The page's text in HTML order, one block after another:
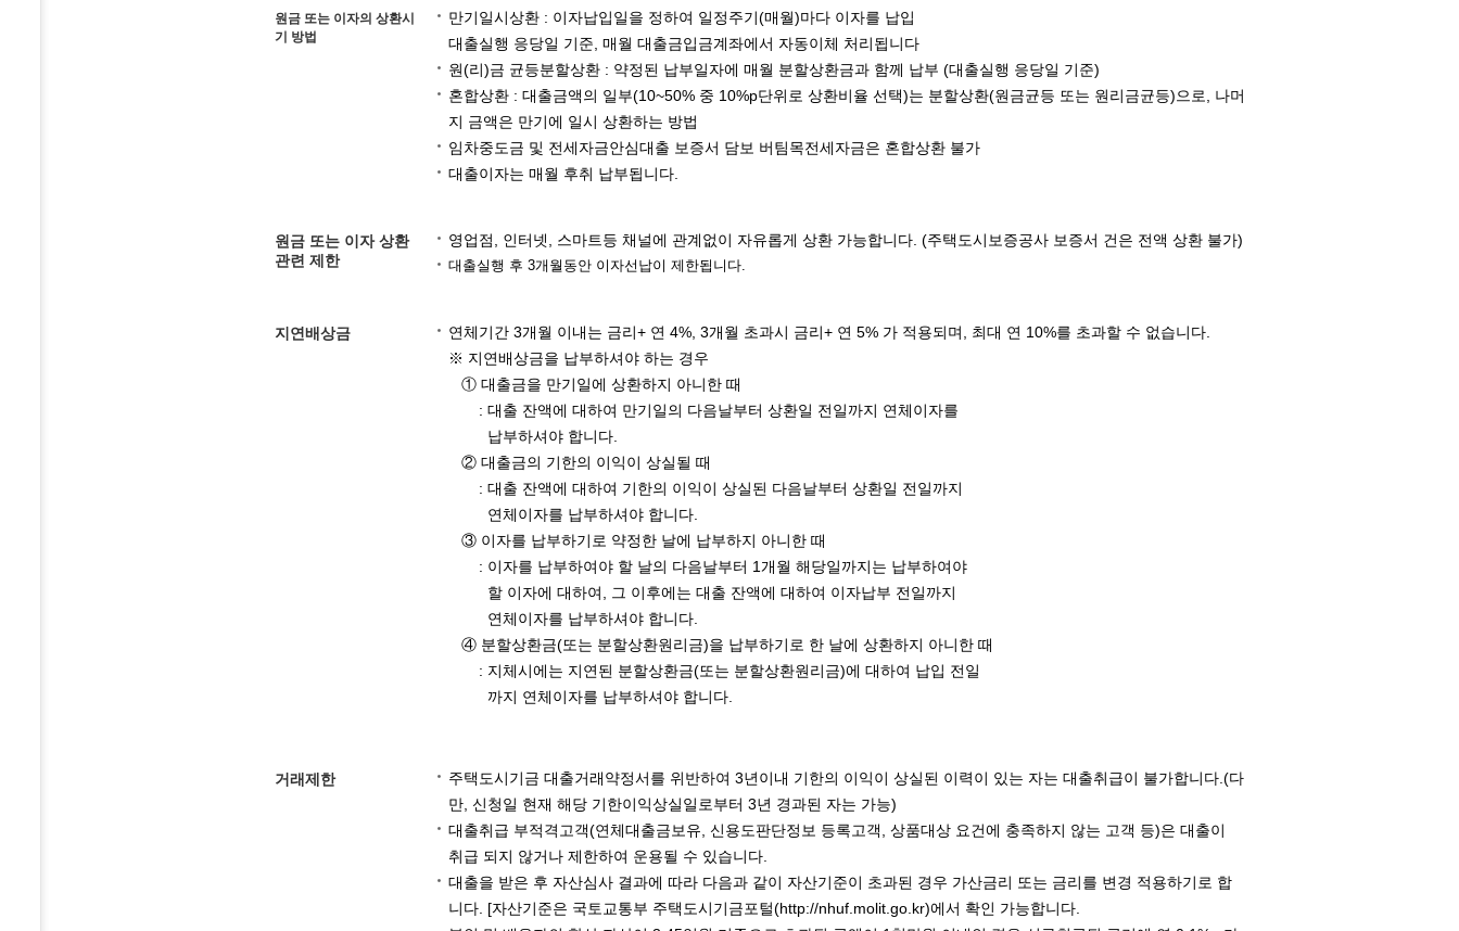
원금 또는 이자의 상환시
기 방법
만기일시상환 : 이자납입일을 정하여 일정주기(매월)마다 이자를 납입
대출실행 응당일 기준, 매월 대출금입금계좌에서 자동이체 처리됩니다
원(리)금 균등분할상환 : 약정된 납부일자에 매월 분할상환금과 함께 납부 (대출실행 응당일 기준)
혼합상환 : 대출금액의 일부(10~50% 중 10%p단위로 상환비율 선택)는 분할상환(원금균등 또는 원리금균등)으로, 나머
지 금액은 만기에 일시 상환하는 방법
임차중도금 및 전세자금안심대출 보증서 담보 버팀목전세자금은 혼합상환 불가
대출이자는 매월 후취 납부됩니다.
원금 또는 이자 상환
관련 제한
영업점, 인터넷, 스마트등 채널에 관계없이 자유롭게 상환 가능합니다. (주택도시보증공사 보증서 건은 전액 상환 불가)
대출실행 후 3개월동안이자선납이 제한됩니다.
지연배상금
연체기간 3개월 이내는 금리+ 연 4%, 3개월 초과시 금리+ 연 5% 가 적용되며, 최대 연 10%를 초과할 수 없습니다.
※ 지연배상금을 납부하셔야 하는 경우
① 대출금을 만기일에 상환하지 아니한 때
: 대출 잔액에 대하여 만기일의 다음날부터 상환일 전일까지 연체이자를
납부하셔야 합니다.
② 대출금의 기한의 이익이 상실될 때
: 대출 잔액에 대하여 기한의 이익이 상실된 다음날부터 상환일 전일까지
연체이자를 납부하셔야 합니다.
③ 이자를 납부하기로 약정한 날에 납부하지 아니한 때
: 이자를 납부하여야 할 날의 다음날부터 1개월 해당일까지는 납부하여야
할 이자에 대하여, 그 이후에는 대출 잔액에 대하여 이자납부 전일까지
연체이자를 납부하셔야 합니다.
④ 분할상환금(또는 분할상환원리금)을 납부하기로 한 날에 상환하지 아니한 때
: 지체시에는 지연된 분할상환금(또는 분할상환원리금)에 대하여 납입 전일
까지 연체이자를 납부하셔야 합니다.
거래제한
주택도시기금 대출거래약정서를 위반하여 3년이내 기한의 이익이 상실된 이력이 있는 자는 대출취급이 불가합니다.(다
만, 신청일 현재 해당 기한이익상실일로부터 3년 경과된 자는 가능)
대출취급 부적격고객(연체대출금보유, 신용도판단정보 등록고객, 상품대상 요건에 충족하지 않는 고객 등)은 대출이
취급 되지 않거나 제한하여 운용될 수 있습니다.
대출을 받은 후 자산심사 결과에 따라 다음과 같이 자산기준이 초과된 경우 가산금리 또는 금리를 변경 적용하기로 합
니다. [자산기준은 국토교통부 주택도시기금포털(http://nhuf.molit.go.kr)에서 확인 가능합니다.